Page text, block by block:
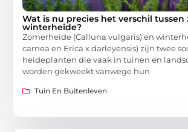
Wat is nu precies het verschil tussen
winterheide?
Zomerheide (Calluna vulgaris) en
carnea en Erica x darleyensis) zijn twee
heideplanten die vaak in tuinen en
worden gekweekt vanwege hun
Tuin En Buitenleven